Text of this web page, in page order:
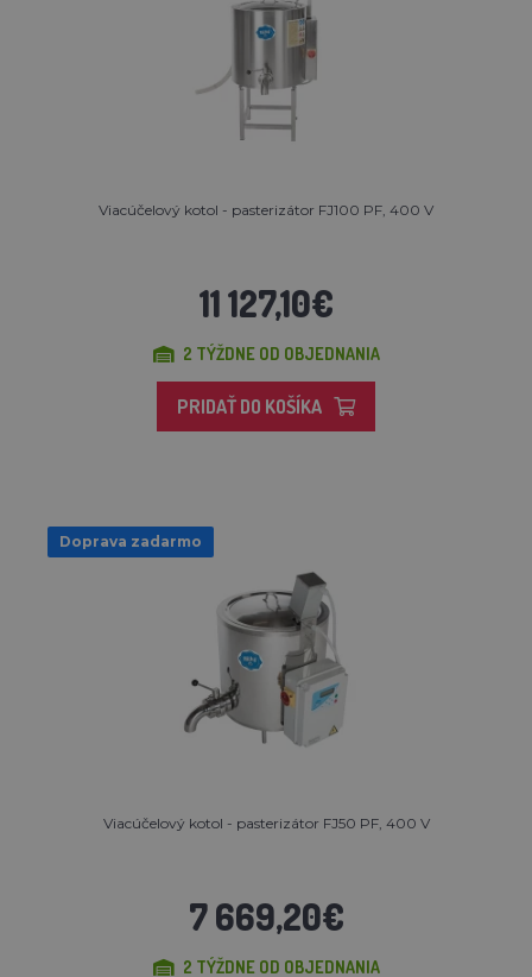
Viacúčelový kotol - pasterizátor FJ100 PF, 400 V
11 127,10€
2 TÝŽDNE OD OBJEDNANIA
PRIDAŤ DO KOŠÍKA
Doprava zadarmo
Viacúčelový kotol - pasterizátor FJ50 PF, 400 V
7 669,20€
2 TÝŽDNE OD OBJEDNANIA